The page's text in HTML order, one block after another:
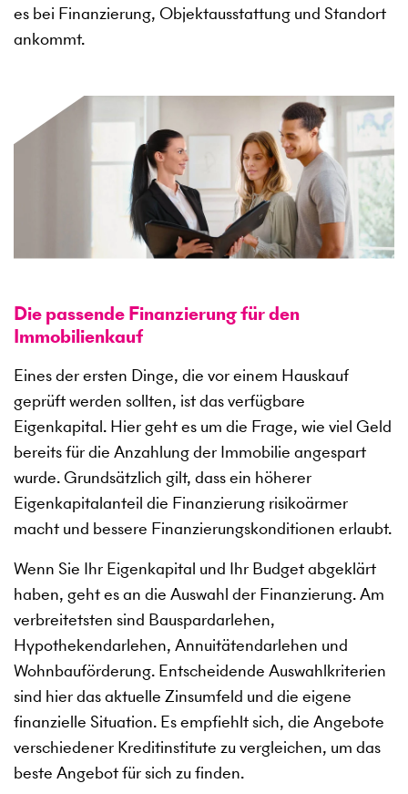
es bei Finanzierung, Objektausstattung und Standort
ankommt.
Die passende Finanzierung für den
Immobilienkauf
Eines der ersten Dinge, die vor einem Hauskauf
geprüft werden sollten, ist das verfügbare
Eigenkapital. Hier geht es um die Frage, wie viel Geld
bereits für die Anzahlung der Immobilie angespart
wurde. Grundsätzlich gilt, dass ein höherer
Eigenkapitalanteil die Finanzierung risikoärmer
macht und bessere Finanzierungskonditionen erlaubt.
Wenn Sie Ihr Eigenkapital und Ihr Budget abgeklärt
haben, geht es an die Auswahl der Finanzierung. Am
verbreitetsten sind Bauspardarlehen,
Hypothekendarlehen, Annuitätendarlehen und
Wohnbauförderung. Entscheidende Auswahlkriterien
sind hier das aktuelle Zinsumfeld und die eigene
finanzielle Situation. Es empfiehlt sich, die Angebote
verschiedener Kreditinstitute zu vergleichen, um das
beste Angebot für sich zu finden.